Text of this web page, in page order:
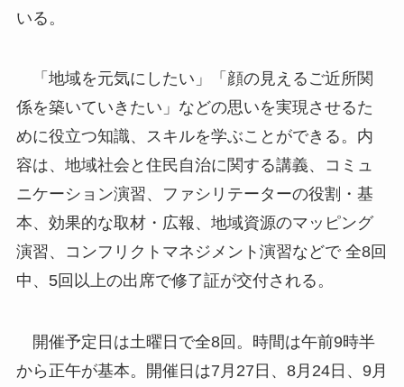
いる。
「地域を元気にしたい」「顔の見えるご近所関
係を築いていきたい」などの思いを実現させるた
めに役立つ知識、スキルを学ぶことができる。内
容は、地域社会と住民自治に関する講義、コミュ
ニケーション演習、ファシリテーターの役割・基
本、効果的な取材・広報、地域資源のマッピング
演習、コンフリクトマネジメント演習などで 全8回
中、5回以上の出席で修了証が交付される。
開催予定日は土曜日で全8回。時間は午前9時半
から正午が基本。開催日は7月27日、8月24日、9月